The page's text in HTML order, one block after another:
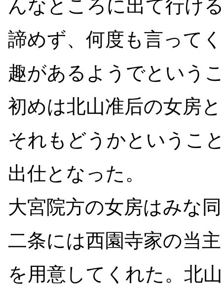
んなところに出て行け
諦めず、何度も言って
趣があるようでという
初めは北山准后の女房
それもどうかというこ
出仕となった。
大宮院方の女房はみな
二条には西園寺家の当
を用意してくれた。北